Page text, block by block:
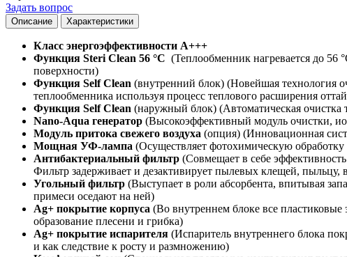
Задать вопрос
Описание Характеристики
Класс энергоэффективности A+++
Функция Steri Clean 56 °C (Теплообменник нагревается до 56
поверхности)
Функция Self Clean (внутренний блок) (Новейшая технология
теплообменника используя процесс теплового расширения
Функция Self Clean (наружный блок) (Автоматическая
Nano-Aqua генератор (Высокоэффективный модуль очистки,
Модуль притока свежего воздуха (опция) (Инновационная
Мощная УФ-лампа (Осуществляет фотохимическую
Антибактериальный фильтр (Совмещает в себе
Фильтр задерживает и дезактивирует пылевых клещей, пыльцу,
Угольный фильтр (Выступает в роли абсорбента, впитывая
примеси оседают на ней)
Ag+ покрытие корпуса (Во внутреннем блоке все
образование плесени и грибка)
Ag+ покрытие испарителя (Испаритель внутреннего блока
и как следствие к росту и размножению)